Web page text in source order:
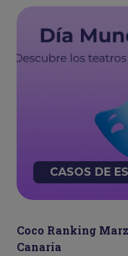
CASOS DE
Coco Ranking
Canaria